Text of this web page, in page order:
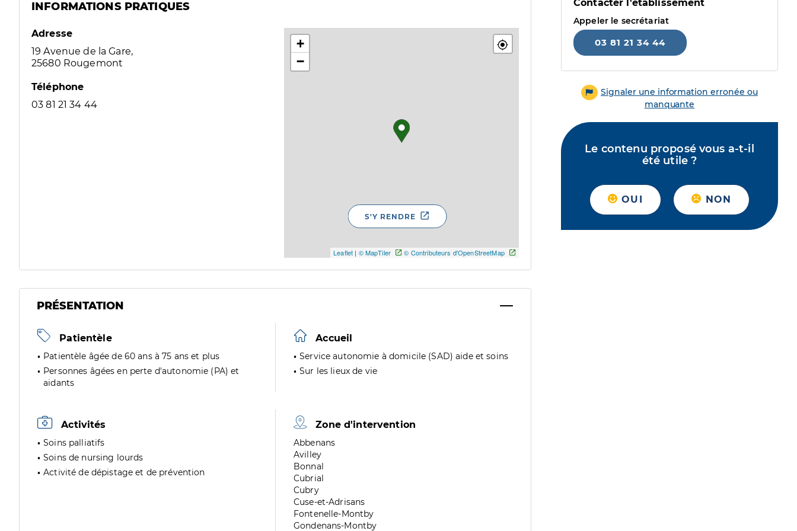
INFORMATIONS PRATIQUES
Adresse
19 Avenue de la Gare,
25680 Rougemont
Téléphone
03 81 21 34 44
+
−
Leaflet | © MapTiler © Contributeurs d'OpenStreetMap
S'Y RENDRE
PRÉSENTATION
Patientèle
Patientèle âgée de 60 ans à 75 ans et plus
Personnes âgées en perte d'autonomie (PA) et
aidants
Accueil
Service autonomie à domicile (SAD) aide et soins
Sur les lieux de vie
Activités
Soins palliatifs
Soins de nursing lourds
Activité de dépistage et de prévention
Zone d'intervention
Zone
de
division
Abbenans
Zone
de
division
Avilley
Zone
de
division
Bonnal
Zone
de
division
Cubrial
Zone
de
division
Cubry
Zone
de
division
Cuse-et-Adrisans
Zone
de
Fontenelle-Montby
Zone
Gondenans-Montby
Contacter l'établissement
Appeler le secrétariat
03 81 21 34 44
Signaler une information erronée ou
manquante
Le contenu proposé vous a-t-il
été utile ?
OUI NON